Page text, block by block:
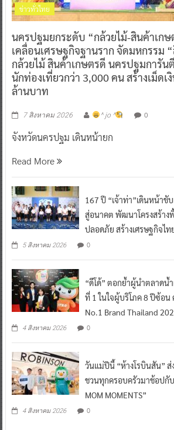
ข่าวทั่วไทย
นครปฐมยกระดับ “กล้วยไม้-สินค้าเก
เคลื่อนเศรษฐกิจฐานราก จัดมหกรรม
กล้วยไม้ สินค้าเกษตรดี นครปฐมการัน
นักท่องเที่ยวกว่า 3,000 คน สร้างเม็ดเ
ล้านบาท
7 สิงหาคม 2026 ^ jo ^ 0
จังหวัดนครปฐม เดินหน้ายก
Read More
167 ปี “เจ้าท่า”เดินหน้าขั
สู่อนาคต พัฒนาโครงสร้าง
ปลอดภัย สร้างเศรษฐกิจไท
5 สิงหาคม 2026 0
“ดีโด้” ตอกย้ำผู้นำตลาดน้
ที่ 1 ในใจผู้บริโภค 8 ปีซ้อน
No.1 Brand Thailand
4 สิงหาคม 2026 0
วันแม่ปีนี้ “ห้างโรบินสัน” ส่
ชวนทุกครอบครัวมาช้อปกับ
MOM MOMENTS”
4 สิงหาคม 2026 0